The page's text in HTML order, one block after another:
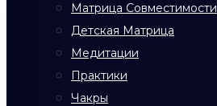
Матрица Совместимости
Детская Матрица
Медитации
Практики
Чакры